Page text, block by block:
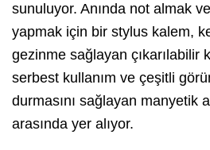
sunuluyor. Anında not almak
yapmak için bir stylus kalem,
gezinme sağlayan çıkarılabilir
serbest kullanım ve çeşitli
durmasını sağlayan manyetik
arasında yer alıyor.